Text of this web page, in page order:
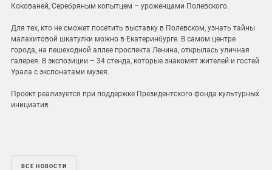
Кокованей, Серебряным копытцем – уроженцами Полевского.
Для тех, кто не сможет посетить выставку в Полевском, узнать тайны
малахитовой шкатулки можно в Екатеринбурге. В самом центре
города, на пешеходной аллее проспекта Ленина, открылась уличная
галерея. В экспозиции – 34 стенда, которые знакомят жителей и гостей
Урала с экспонатами музея.
Проект реализуется при поддержке Президентского фонда культурных
инициатив
ВСЕ НОВОСТИ